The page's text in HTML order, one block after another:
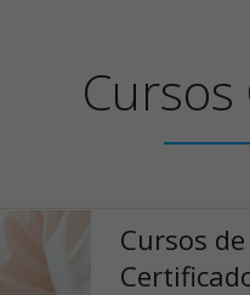
Cursos
Cursos